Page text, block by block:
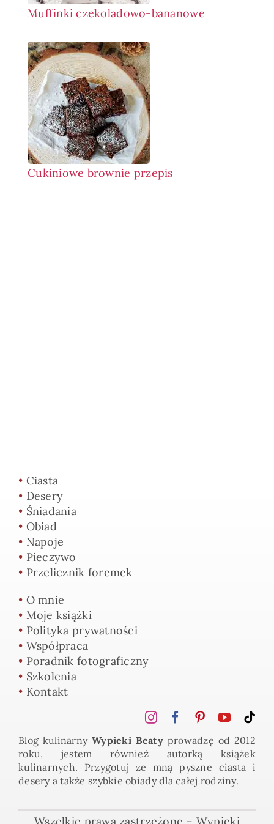
Muffinki czekoladowo-bananowe
Cukiniowe brownie przepis
• Ciasta
• Desery
• Śniadania
• Obiad
• Napoje
• Pieczywo
• Przelicznik foremek
• O mnie
• Moje książki
• Polityka prywatności
• Współpraca
• Poradnik fotograficzny
• Szkolenia
• Kontakt
Blog kulinarny Wypieki Beaty prowadzę od 2012
roku, jestem również autorką książek
kulinarnych. Przygotuj ze mną pyszne ciasta i
desery a także szybkie obiady dla całej rodziny.
Wszelkie prawa zastrzeżone – Wypieki